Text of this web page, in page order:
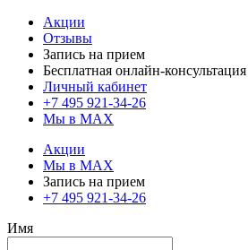
Акции
Отзывы
Запись на прием
Бесплатная онлайн-консультация
Личный кабинет
+7 495 921-34-26
Мы в MAX
Акции
Мы в MAX
Запись на прием
+7 495 921-34-26
Имя